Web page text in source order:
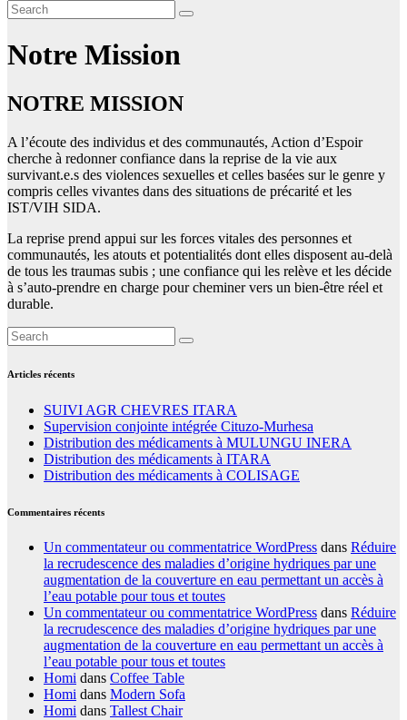
Notre Mission
NOTRE MISSION
A l’écoute des individus et des communautés, Action d’Espoir
cherche à redonner confiance dans la reprise de la vie aux
survivant.e.s des violences sexuelles et celles basées sur le genre y
compris celles vivantes dans des situations de précarité et les
IST/VIH SIDA.
La reprise prend appui sur les forces vitales des personnes et
communautés, les atouts et potentialités dont elles disposent au-delà
de tous les traumas subis ; une confiance qui les relève et les décide
à s’auto-prendre en charge pour cheminer vers un bien-être réel et
durable.
Articles récents
SUIVI AGR CHEVRES ITARA
Supervision conjointe intégrée Cituzo-Murhesa
Distribution des médicaments à MULUNGU INERA
Distribution des médicaments à ITARA
Distribution des médicaments à COLISAGE
Commentaires récents
Un commentateur ou commentatrice WordPress dans Réduire
la recrudescence des maladies d’origine hydriques par une
augmentation de la couverture en eau permettant un accès à
l’eau potable pour tous et toutes
Un commentateur ou commentatrice WordPress dans Réduire
la recrudescence des maladies d’origine hydriques par une
augmentation de la couverture en eau permettant un accès à
l’eau potable pour tous et toutes
Homi dans Coffee Table
Homi dans Modern Sofa
Homi dans Tallest Chair